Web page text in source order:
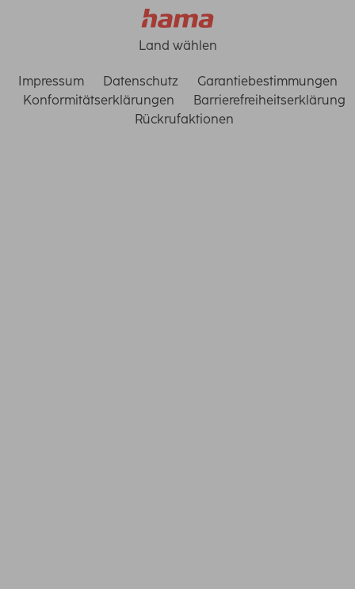
Land wählen
Impressum Datenschutz
Garantiebestimmungen
Konformitätserklärungen
Barrierefreiheitserklärung
Rückrufaktionen